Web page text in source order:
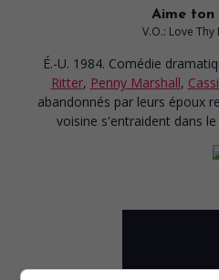
Aime ton
V.O.: Love
É.-U. 1984. Comédie
Ritter, Penny Marshall,
abandonnés par leurs époux
voisine s'entraident dans